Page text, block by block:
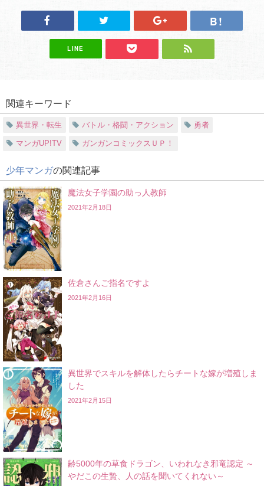
LINE
関連キーワード
異世界・転生 バトル・格闘・アクション 勇者
マンガUP!TV ガンガンコミックスＵＰ！
少年マンガの関連記事
魔法女子学園の助っ人教師
2021年2月18日
佐倉さんご指名ですよ
2021年2月16日
異世界でスキルを解体したらチートな嫁が増殖しま
した
2021年2月15日
齢5000年の草食ドラゴン、いわれなき邪竜認定 ～
やだこの生贄、人の話を聞いてくれない～